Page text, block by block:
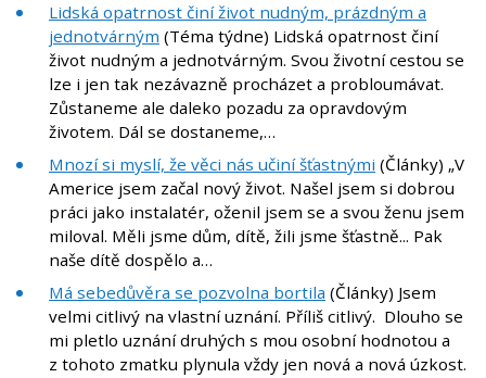
Lidská opatrnost činí život nudným, prázdným a
jednotvárným (Téma týdne) Lidská opatrnost činí
život nudným a jednotvárným. Svou životní cestou se
lze i jen tak nezávazně procházet a probloumávat.
Zůstaneme ale daleko pozadu za opravdovým
životem. Dál se dostaneme,…
Mnozí si myslí, že věci nás učiní šťastnými (Články) „V
Americe jsem začal nový život. Našel jsem si dobrou
práci jako instalatér, oženil jsem se a svou ženu jsem
miloval. Měli jsme dům, dítě, žili jsme šťastně... Pak
naše dítě dospělo a…
Má sebedůvěra se pozvolna bortila (Články) Jsem
velmi citlivý na vlastní uznání. Příliš citlivý. Dlouho se
mi pletlo uznání druhých s mou osobní hodnotou a
z tohoto zmatku plynula vždy jen nová a nová úzkost.